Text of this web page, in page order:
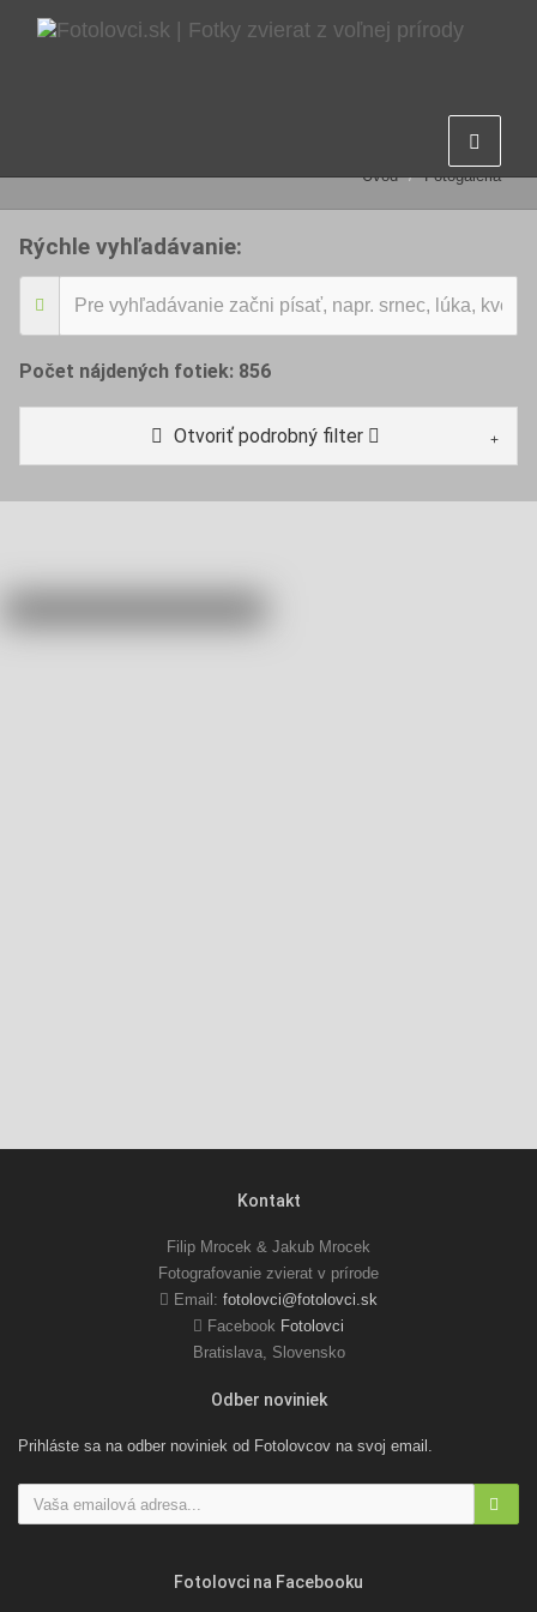
Úvod Fotogaléria
Rýchle vyhľadávanie:
Počet nájdených fotiek: 856
Otvoriť podrobný filter
Kontakt
Filip Mrocek & Jakub Mrocek
Fotografovanie zvierat v prírode
Email: fotolovci@fotolovci.sk
Facebook Fotolovci
Bratislava, Slovensko
Odber noviniek
Prihláste sa na odber noviniek od Fotolovcov na svoj email.
Fotolovci na Facebooku